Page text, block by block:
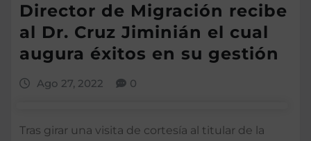
Director de Migración recibe
al Dr. Cruz Jiminián el cual
augura éxitos en su gestión
Ago 27, 2022 0
Tras girar una visita de cortesía al titular de la